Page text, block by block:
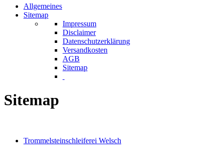
Allgemeines
Sitemap
Impressum
Disclaimer
Datenschutzerklärung
Versandkosten
AGB
Sitemap
Sitemap
Trommelsteinschleiferei Welsch